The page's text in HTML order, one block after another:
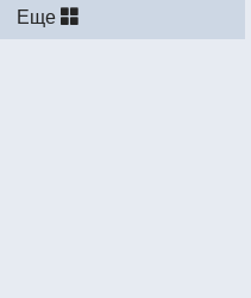
Еще